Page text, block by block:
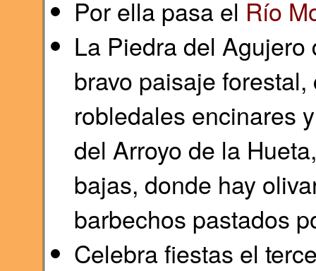
Por ella pasa el Río
La Piedra del
bravo paisaje
robledales encinares
del Arroyo de la
bajas, donde hay
barbechos pastados
Celebra fiestas el